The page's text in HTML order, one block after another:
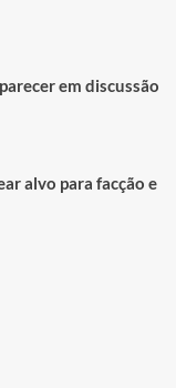
em discussão
alvo para facção e